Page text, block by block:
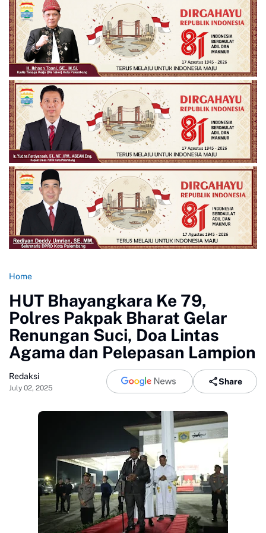
Home
HUT Bhayangkara Ke 79,
Polres Pakpak Bharat Gelar
Renungan Suci, Doa Lintas
Agama dan Pelepasan Lampion
Redaksi
July 02, 2025
Share